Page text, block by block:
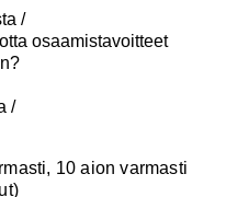
/
osaamistavoitteet
/
10 aion varmasti